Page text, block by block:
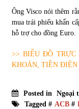
Ông Visco nói thêm
mua trái phiếu khẩn
hỗ trợ cho đồng Euro.
>> BIỂU ĐỒ TRỰC
KHOÁN, TIỀN ĐIỆN
Posted in
Ngoại
Tagged # ACB#